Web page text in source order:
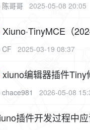
陈哥哥 2025-05-08 20:05
Xiuno·TinyMCE（
CF 2025-03-19 08:37
xiuno编辑器插件Tiny
chace981 2026-05-08
插件开发过程中